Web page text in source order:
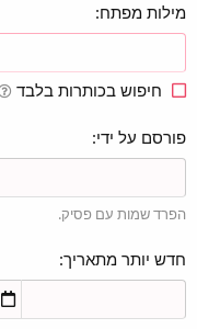
מילות מפתח
חיפוש בכותרות בלבד
פורסם על ידי
הפרד שמות עם פסיק.
חדש יותר מתאריך